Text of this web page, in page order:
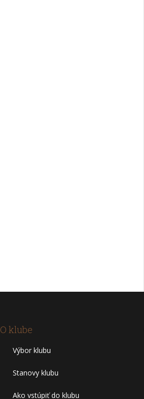
O klube
Výbor klubu
Stanovy klubu
Ako vstúpiť do klubu